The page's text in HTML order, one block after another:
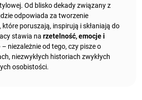
Od blisko dekady związany z
odpowiada za tworzenie
poruszają, inspirują i skłaniają do
stawia na rzetelność, emocje i
– niezależnie od tego, czy pisze o
niezwykłych historiach zwykłych
osobistości.